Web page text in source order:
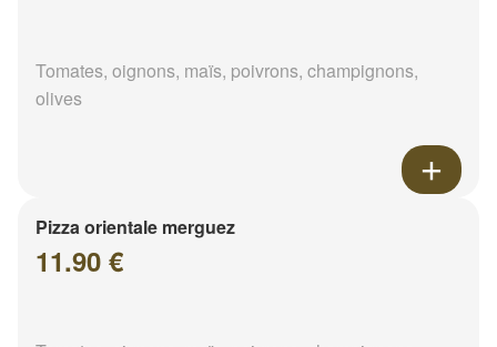
Tomates, oignons, maïs, poivrons, champignons,
olives
Pizza orientale merguez
11.90 €